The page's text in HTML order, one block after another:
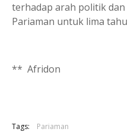
terhadap arah politik
Pariaman untuk lima
** Afridon
Tags: Pariaman